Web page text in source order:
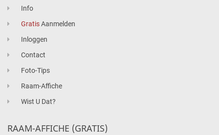
Info
GratisAanmelden
Inloggen
Contact
Foto-Tips
Raam-Affiche
Wist U Dat?
RAAM-AFFICHE (GRATIS)